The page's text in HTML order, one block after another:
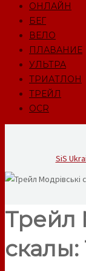
ОНЛАЙН
БЕГ
ВЕЛО
ПЛАВАНИЕ
УЛЬТРА
ТРИАТЛОН
ТРЕЙЛ
OCR
SiS
Трейл
скалы: